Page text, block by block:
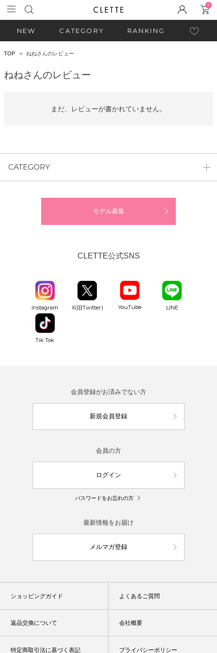
0
NEW CATEGORY RANKING
TOP ねねさんのレビュー
ねねさんのレビュー
まだ、レビューが書かれていません。
CATEGORY
モデル募集
CLETTE公式SNS
Instagram X(旧Twitter) YouTube LINE
Tik Tok
会員登録がお済みでない方
新規会員登録
会員の方
ログイン
パスワードをお忘れの方
最新情報をお届け
メルマガ登録
ショッピングガイド よくあるご質問
返品交換について 会社概要
特定商取引法に基づく表記 プライバシーポリシー